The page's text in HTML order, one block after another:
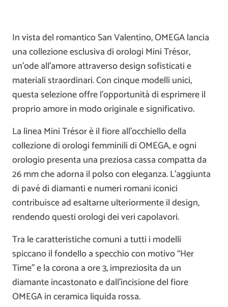
In vista del romantico San Valentino, OMEGA lancia
una collezione esclusiva di orologi Mini Trésor,
un’ode all’amore attraverso design sofisticati e
materiali straordinari. Con cinque modelli unici,
questa selezione offre l’opportunità di esprimere il
proprio amore in modo originale e significativo.
La linea Mini Trésor è il fiore all’occhiello della
collezione di orologi femminili di OMEGA, e ogni
orologio presenta una preziosa cassa compatta da
26 mm che adorna il polso con eleganza. L’aggiunta
di pavé di diamanti e numeri romani iconici
contribuisce ad esaltarne ulteriormente il design,
rendendo questi orologi dei veri capolavori.
Tra le caratteristiche comuni a tutti i modelli
spiccano il fondello a specchio con motivo “Her
Time” e la corona a ore 3, impreziosita da un
diamante incastonato e dall’incisione del fiore
OMEGA in ceramica liquida rossa.